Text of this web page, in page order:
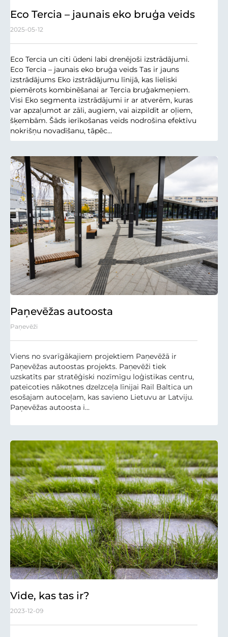
Eco Tercia – jaunais eko bruģa veids
2025-05-12
Eco Tercia un citi ūdeni labi drenējoši izstrādājumi.
Eco Tercia – jaunais eko bruģa veids Tas ir jauns
izstrādājums Eko izstrādājumu līnijā, kas lieliski
piemērots kombinēšanai ar Tercia bruģakmeņiem.
Visi Eko segmenta izstrādājumi ir ar atverēm, kuras
var apzaļumot ar zāli, augiem, vai aizpildīt ar oļiem,
šķembām. Šāds ierīkošanas veids nodrošina efektīvu
nokrišņu novadīšanu, tāpēc...
Paņevēžas autoosta
Paņevēži
Viens no svarīgākajiem projektiem Paņevēžā ir
Paņevēžas autoostas projekts. Paņevēži tiek
uzskatīts par stratēģiski nozīmīgu loģistikas centru,
pateicoties nākotnes dzelzceļa līnijai Rail Baltica un
esošajam autoceļam, kas savieno Lietuvu ar Latviju.
Paņevēžas autoosta i...
Vide, kas tas ir?
2023-12-09